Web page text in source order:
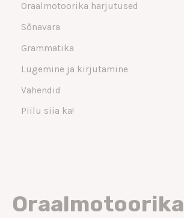
Oraalmotoorika harjutused
Sõnavara
Grammatika
Lugemine ja kirjutamine
Vahendid
Piilu siia ka!
Oraalmotoorika